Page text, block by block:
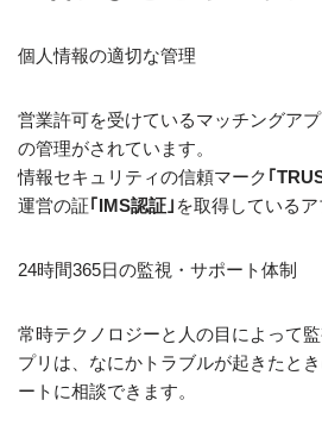
個人情報の適切な管理
営業許可を受けているマッチングア
の管理がされています。
情報セキュリティの信頼マーク ｢
運営の証｢IMS認証｣ を取得しているア
24時間365日の監視・サポート体制
常時テクノロジーと人の目によって
プリは、なにかトラブルが起きたと
ートに相談できます。